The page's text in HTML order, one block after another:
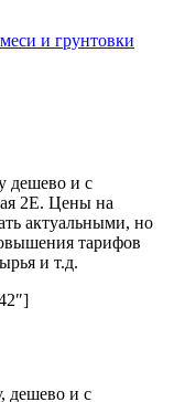
и грунтовки
дешево и с
2Е. Цены на
актуальными, но
тарифов
и т.д.
дешево и с